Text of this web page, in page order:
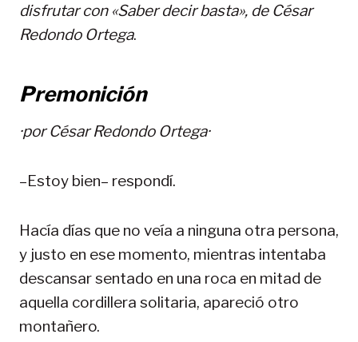
disfrutar con «Saber decir basta», de César
Redondo Ortega.
Premonición
·porCésar Redondo Ortega·
–Estoy bien– respondí.
Hacía días que no veía a ninguna otra persona,
y justo en ese momento, mientras intentaba
descansar sentado en una roca en mitad de
aquella cordillera solitaria, apareció otro
montañero.